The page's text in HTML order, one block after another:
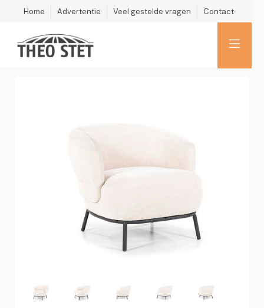
Home Advertentie Veel gestelde vragen Contact